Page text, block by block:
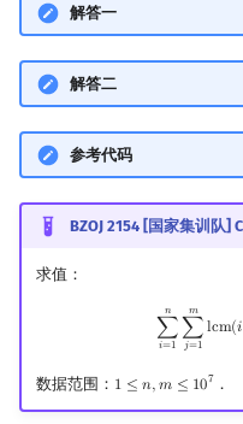
解答一
解答二
参考代码
BZOJ 2154 [国家集训队]
求值：
𝑛
∑
𝑖=1
𝑚
∑
𝑗=1
lcm(𝑖
∑i=1n∑j
数据范围： 1 ≤ 𝑛,𝑚 ≤ 107
1≤n m≤10 7 ．